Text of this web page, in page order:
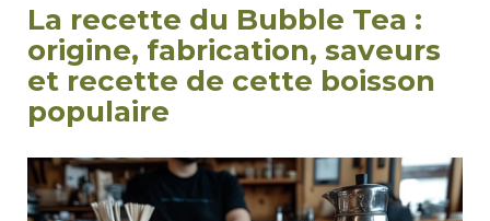
La recette du Bubble Tea :
origine, fabrication, saveurs
et recette de cette boisson
populaire